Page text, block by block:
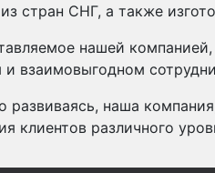
стран СНГ, а также
нашей
взаимовыгодном
развиваясь, наша
клиентов различного